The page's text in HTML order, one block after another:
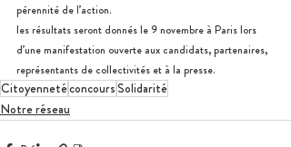
pérennité de l’action.
les résultats seront donnés le 9 novembre à Paris lors
d’une manifestation ouverte aux candidats, partenaires,
représentants de collectivités et à la presse.
CitoyennetéconcoursSolidarité
Notre réseau